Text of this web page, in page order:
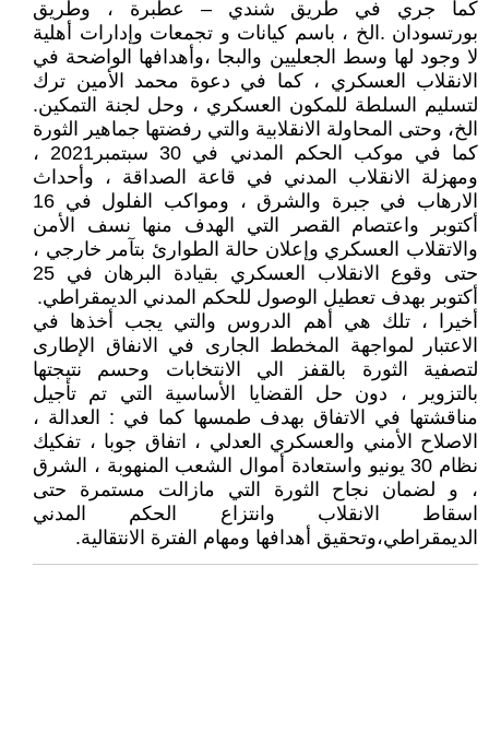
كما جري في طريق شندي – عطبرة ، وطريق
بورتسودان .الخ ، باسم كيانات و تجمعات وإدارات أهلية
لا وجود لها وسط الجعليين والبجا ،وأهدافها الواضحة في
الانقلاب العسكري ، كما في دعوة محمد الأمين ترك
لتسليم السلطة للمكون العسكري ، وحل لجنة التمكين.
الخ، وحتى المحاولة الانقلابية والتي رفضتها جماهير الثورة
كما في موكب الحكم المدني في 30 سبتمبر2021 ،
ومهزلة الانقلاب المدني في قاعة الصداقة ، وأحداث
الارهاب في جبرة والشرق ، ومواكب الفلول في 16
أكتوبر واعتصام القصر التي الهدف منها نسف الأمن
والاتقلاب العسكري وإعلان حالة الطوارئ بتآمر خارجي ،
حتى وقوع الانقلاب العسكري بقيادة البرهان في 25
أكتوبر بهدف تعطيل الوصول للحكم المدني الديمقراطي.
أخيرا ، تلك هي أهم الدروس والتي يجب أخذها في
الاعتبار لمواجهة المخطط الجارى في الانفاق الإطارى
لتصفية الثورة بالقفز الي الانتخابات وحسم نتيجتها
بالتزوير ، دون حل القضايا الأساسية التي تم تأجيل
مناقشتها في الاتفاق بهدف طمسها كما في : العدالة ،
الاصلاح الأمني والعسكري العدلي ، اتفاق جوبا ، تفكيك
نظام 30 يونيو واستعادة أموال الشعب المنهوبة ، الشرق
، و لضمان نجاح الثورة التي مازالت مستمرة حتى
اسقاط الانقلاب وانتزاع الحكم المدني
الديمقراطي،وتحقيق أهدافها ومهام الفترة الانتقالية.